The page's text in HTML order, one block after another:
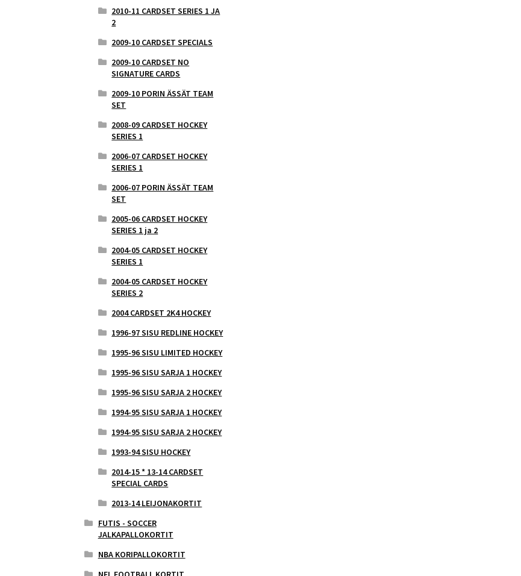
2010-11 CARDSET SERIES 1 JA
2
2009-10 CARDSET SPECIALS
2009-10 CARDSET NO
SIGNATURE CARDS
2009-10 PORIN ÄSSÄT TEAM
SET
2008-09 CARDSET HOCKEY
SERIES 1
2006-07 CARDSET HOCKEY
SERIES 1
2006-07 PORIN ÄSSÄT TEAM
SET
2005-06 CARDSET HOCKEY
SERIES 1 ja 2
2004-05 CARDSET HOCKEY
SERIES 1
2004-05 CARDSET HOCKEY
SERIES 2
2004 CARDSET 2K4 HOCKEY
1996-97 SISU REDLINE HOCKEY
1995-96 SISU LIMITED HOCKEY
1995-96 SISU SARJA 1 HOCKEY
1995-96 SISU SARJA 2 HOCKEY
1994-95 SISU SARJA 1 HOCKEY
1994-95 SISU SARJA 2 HOCKEY
1993-94 SISU HOCKEY
2014-15 * 13-14 CARDSET
SPECIAL CARDS
2013-14 LEIJONAKORTIT
FUTIS - SOCCER
JALKAPALLOKORTIT
NBA KORIPALLOKORTIT